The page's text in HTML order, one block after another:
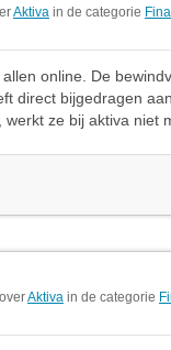
Aktiva in de categorie
online. De
direct bijgedragen
ze bij aktiva niet
Aktiva in de categorie